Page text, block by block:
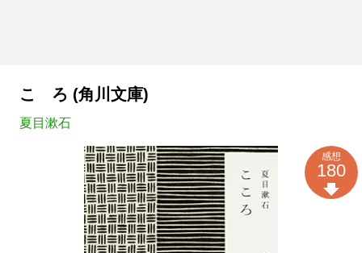
こゝろ (角川文庫)
夏目漱石
感想
180